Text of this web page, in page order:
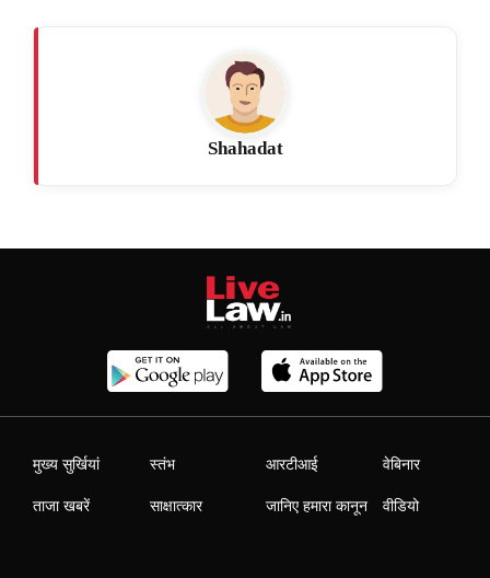
Shahadat
मुख्य सुर्खियां
ताजा खबरें
स्तंभ
साक्षात्कार
आरटीआई
जानिए हमारा कानून
वेबिनार
वीडियो